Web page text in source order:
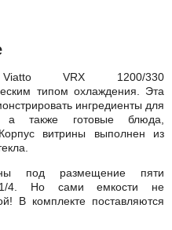
Viatto VRX 1200/330
типом охлаждения. Эта
ингредиенты для
а также готовые блюда,
витрины выполнен из
под размещение пяти
4. Но сами емкости не
В комплекте поставляются